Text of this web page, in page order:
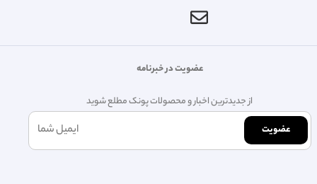
عضویت در خبرنامه
از جدیدترین اخبار و محصولات پونک مطلع شوید
عضویت